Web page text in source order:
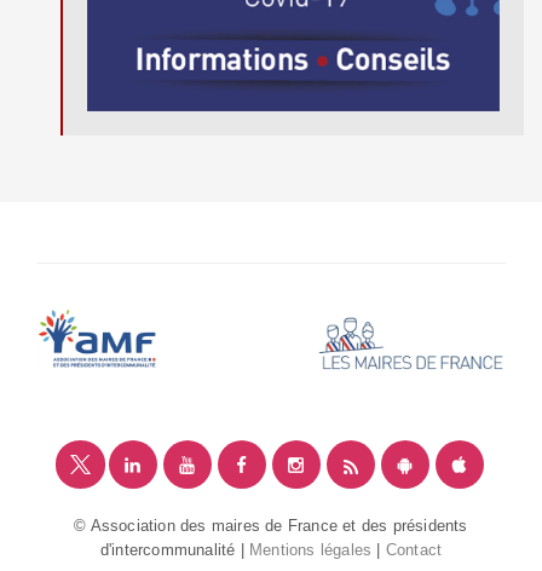
© Association des maires de France et des présidents
d'intercommunalité | Mentions légales | Contact